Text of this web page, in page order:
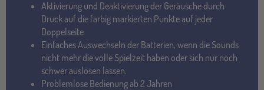
Aktivierung und Deaktivierung der Geräusche durch
Druck auf die farbig markierten Punkte auf jeder
Doppelseite
Einfaches Auswechseln der Batterien, wenn die Sounds
nicht mehr die volle Spielzeit haben oder sich nur noch
schwer auslösen lassen.
Problemlose Bedienung ab 2 Jahren